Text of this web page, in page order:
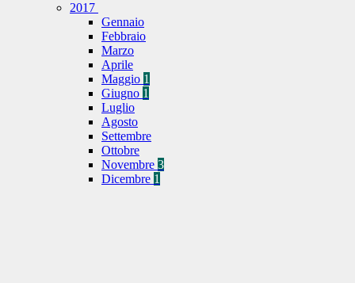
2017
Gennaio
Febbraio
Marzo
Aprile
Maggio 1
Giugno 1
Luglio
Agosto
Settembre
Ottobre
Novembre 3
Dicembre 1